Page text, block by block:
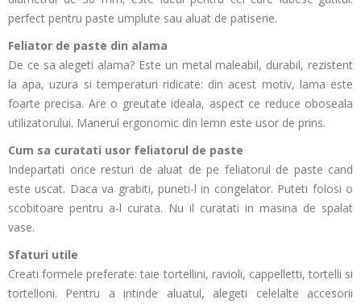
perfect pentru paste umplute sau aluat de patiserie.
Feliator de paste din alama
De ce sa alegeti alama? Este un metal maleabil, durabil, rezistent
la apa, uzura si temperaturi ridicate: din acest motiv, lama este
foarte precisa. Are o greutate ideala, aspect ce reduce oboseala
utilizatorului. Manerul ergonomic din lemn este usor de prins.
Cum sa curatati usor feliatorul de paste
Indepartati orice resturi de aluat de pe feliatorul de paste cand
este uscat. Daca va grabiti, puneti-l in congelator. Puteti folosi o
scobitoare pentru a-l curata. Nu il curatati in masina de spalat
vase.
Sfaturi utile
Creati formele preferate: taie tortellini, ravioli, cappelletti, tortelli si
tortelloni. Pentru a intinde aluatul, alegeti celelalte accesorii